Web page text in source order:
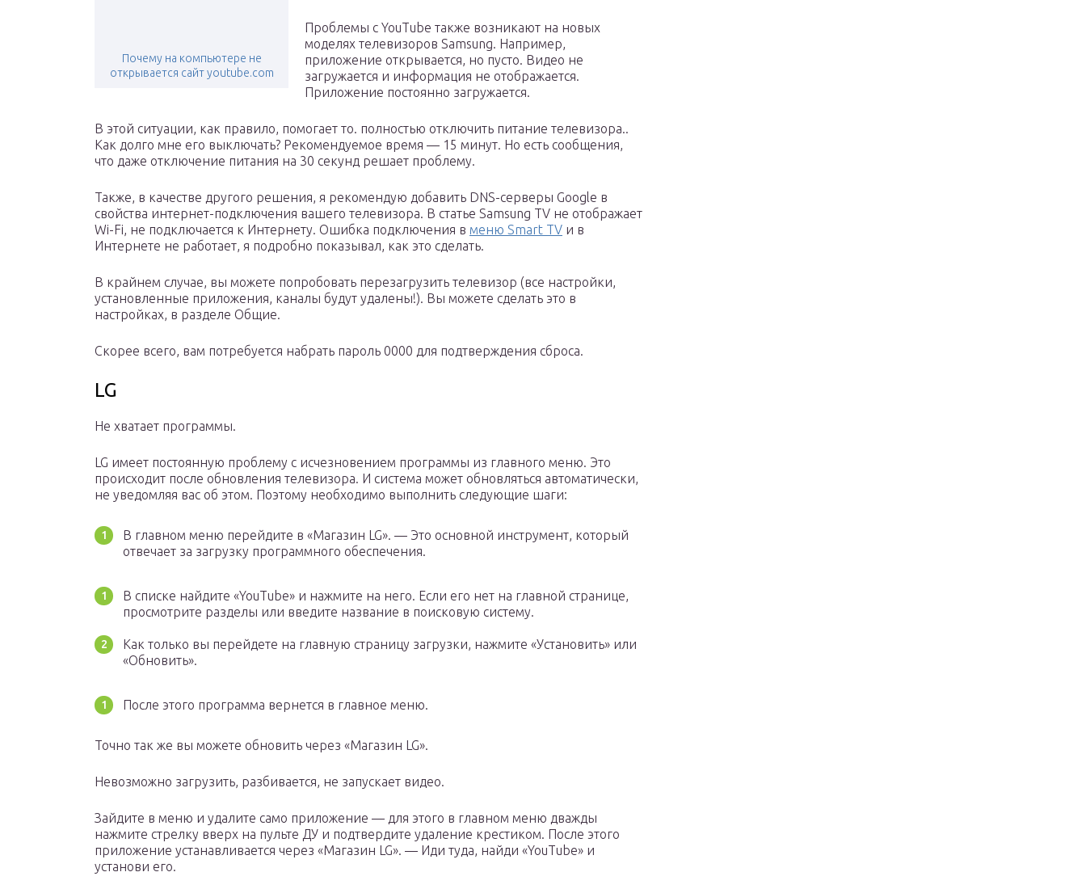
Почему на компьютере не
открывается сайт youtube.com
Проблемы с YouTube также возникают на новых
моделях телевизоров Samsung. Например,
приложение открывается, но пусто. Видео не
загружается и информация не отображается.
Приложение постоянно загружается.
В этой ситуации, как правило, помогает то. полностью отключить питание телевизора..
Как долго мне его выключать? Рекомендуемое время — 15 минут. Но есть сообщения,
что даже отключение питания на 30 секунд решает проблему.
Также, в качестве другого решения, я рекомендую добавить DNS-серверы Google в
свойства интернет-подключения вашего телевизора. В статье Samsung TV не отображает
Wi-Fi, не подключается к Интернету. Ошибка подключения в меню Smart TV и в
Интернете не работает, я подробно показывал, как это сделать.
В крайнем случае, вы можете попробовать перезагрузить телевизор (все настройки,
установленные приложения, каналы будут удалены!). Вы можете сделать это в
настройках, в разделе Общие.
Скорее всего, вам потребуется набрать пароль 0000 для подтверждения сброса.
LG
Не хватает программы.
LG имеет постоянную проблему с исчезновением программы из главного меню. Это
происходит после обновления телевизора. И система может обновляться автоматически,
не уведомляя вас об этом. Поэтому необходимо выполнить следующие шаги:
В главном меню перейдите в «Магазин LG». — Это основной инструмент, который
отвечает за загрузку программного обеспечения.
В списке найдите «YouTube» и нажмите на него. Если его нет на главной странице,
просмотрите разделы или введите название в поисковую систему.
Как только вы перейдете на главную страницу загрузки, нажмите «Установить» или
«Обновить».
После этого программа вернется в главное меню.
Точно так же вы можете обновить через «Магазин LG».
Невозможно загрузить, разбивается, не запускает видео.
Зайдите в меню и удалите само приложение — для этого в главном меню дважды
нажмите стрелку вверх на пульте ДУ и подтвердите удаление крестиком. После этого
приложение устанавливается через «Магазин LG». — Иди туда, найди «YouTube» и
установи его.